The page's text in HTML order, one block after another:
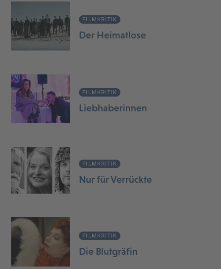
FILMKRITIK
Der Heimatlose
FILMKRITIK
Liebhaberinnen
FILMKRITIK
Nur für Verrückte
FILMKRITIK
Die Blutgräfin